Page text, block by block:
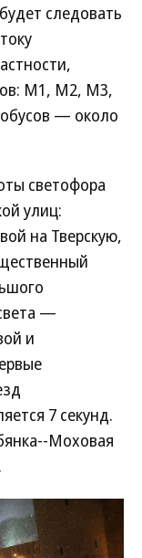
следовать
М1, М2, М3,
— около
светофора
улиц:
на Тверскую,
—
и
7 секунд.
Моховая